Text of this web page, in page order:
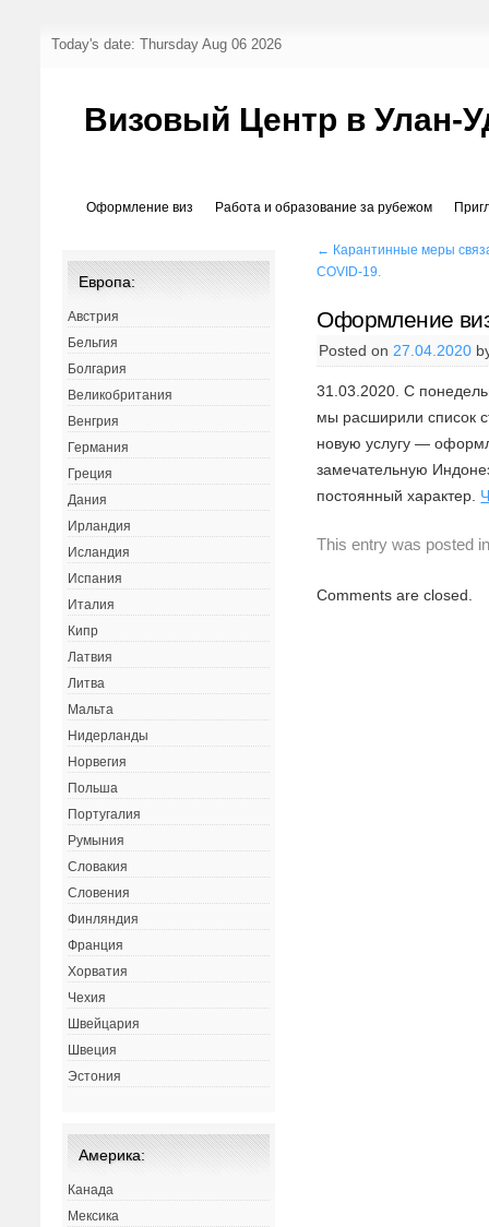
Today's date: Thursday Aug 06 2026
Визовый Центр в Улан-
Оформление виз Работа и образование за рубежом
← Карантинные меры
COVID-19.
Оформление
Posted on 27.04.2020
31.03.2020. С
мы расширили список
новую услугу —
замечательную
постоянный характер.
This entry was posted
Comments are closed.
Европа:
Австрия
Бельгия
Болгария
Великобритания
Венгрия
Германия
Греция
Дания
Ирландия
Исландия
Испания
Италия
Кипр
Латвия
Литва
Мальта
Нидерланды
Норвегия
Польша
Португалия
Румыния
Словакия
Словения
Финляндия
Франция
Хорватия
Чехия
Швейцария
Швеция
Эстония
Америка:
Канада
Мексика